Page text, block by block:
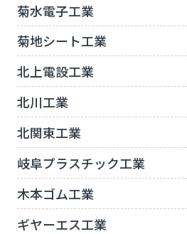
菊水電子工業
菊地シート工業
北上電設工業
北川工業
北関東工業
岐阜プラスチック工業
木本ゴム工業
ギヤーエス工業